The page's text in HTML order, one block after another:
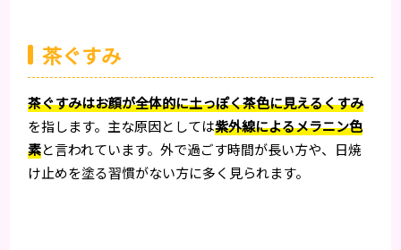
茶ぐすみ
茶ぐすみはお顔が全体的に土っぽく茶色に見えるくすみ
を指します。主な原因としては紫外線によるメラニン色
素と言われています。外で過ごす時間が長い方や、日焼
け止めを塗る習慣がない方に多く見られます。